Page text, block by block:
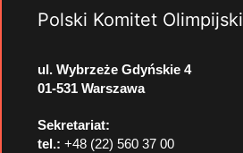
Polski Komitet Olimpijski
ul. Wybrzeże Gdyńskie 4
01-531 Warszawa
Sekretariat:
tel.: +48 (22) 560 37 00